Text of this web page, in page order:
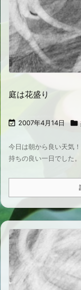
庭は花盛り
 2007年4月14日 
今日は朝から良い天気
持ちの良い一日でした